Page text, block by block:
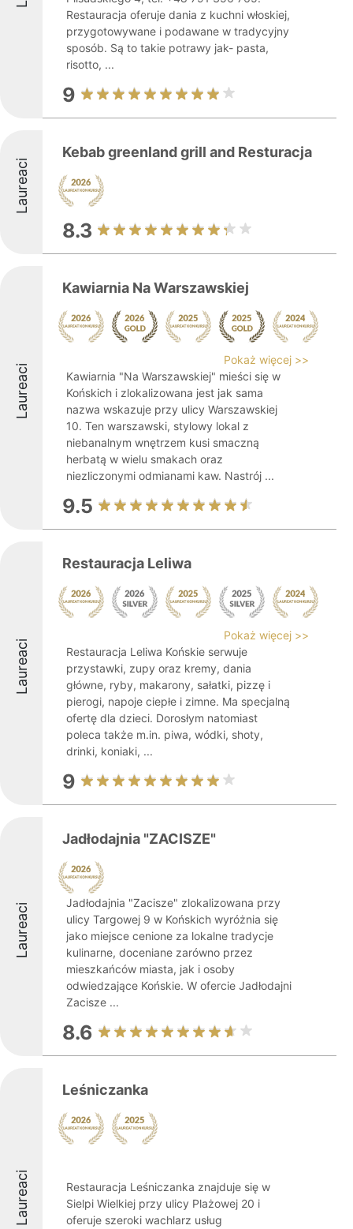
Restauracja oferuje dania z kuchni włoskiej,
przygotowywane i podawane w tradycyjny
sposób. Są to takie potrawy jak- pasta,
risotto, ...
9
Laureaci
Kebab greenland grill and Resturacja
8.3
Laureaci
Kawiarnia Na Warszawskiej
Pokaż więcej >>
Kawiarnia "Na Warszawskiej" mieści się w
Końskich i zlokalizowana jest jak sama
nazwa wskazuje przy ulicy Warszawskiej
10. Ten warszawski, stylowy lokal z
niebanalnym wnętrzem kusi smaczną
herbatą w wielu smakach oraz
niezliczonymi odmianami kaw. Nastrój ...
9.5
Laureaci
Restauracja Leliwa
Pokaż więcej >>
Restauracja Leliwa Końskie serwuje
przystawki, zupy oraz kremy, dania
główne, ryby, makarony, sałatki, pizzę i
pierogi, napoje ciepłe i zimne. Ma specjalną
ofertę dla dzieci. Dorosłym natomiast
poleca także m.in. piwa, wódki, shoty,
drinki, koniaki, ...
9
Laureaci
Jadłodajnia "ZACISZE"
Jadłodajnia "Zacisze" zlokalizowana przy
ulicy Targowej 9 w Końskich wyróżnia się
jako miejsce cenione za lokalne tradycje
kulinarne, doceniane zarówno przez
mieszkańców miasta, jak i osoby
odwiedzające Końskie. W ofercie Jadłodajni
Zacisze ...
8.6
Laureaci
Leśniczanka
Restauracja Leśniczanka znajduje się w
Sielpi Wielkiej przy ulicy Plażowej 20 i
oferuje szeroki wachlarz usług